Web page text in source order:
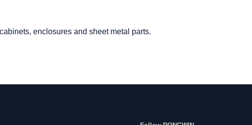
enclosures and sheet metal parts.